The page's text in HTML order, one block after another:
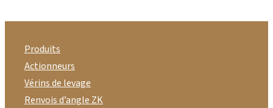
Produits
Actionneurs
Vérins de levage
Renvois d’angle ZK